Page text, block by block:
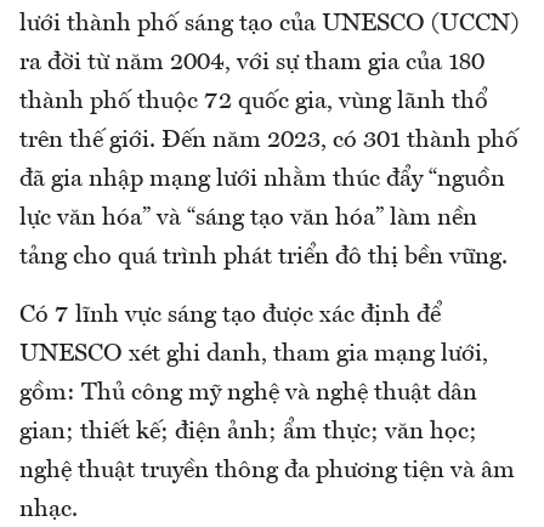
lưới thành phố sáng tạo của UNESCO (UCCN)
ra đời từ năm 2004, với sự tham gia của 180
thành phố thuộc 72 quốc gia, vùng lãnh thổ
trên thế giới. Đến năm 2023, có 301 thành phố
đã gia nhập mạng lưới nhằm thúc đẩy “nguồn
lực văn hóa” và “sáng tạo văn hóa” làm nền
tảng cho quá trình phát triển đô thị bền vững.
Có 7 lĩnh vực sáng tạo được xác định để
UNESCO xét ghi danh, tham gia mạng lưới,
gồm: Thủ công mỹ nghệ và nghệ thuật dân
gian; thiết kế; điện ảnh; ẩm thực; văn học;
nghệ thuật truyền thông đa phương tiện và âm
nhạc.